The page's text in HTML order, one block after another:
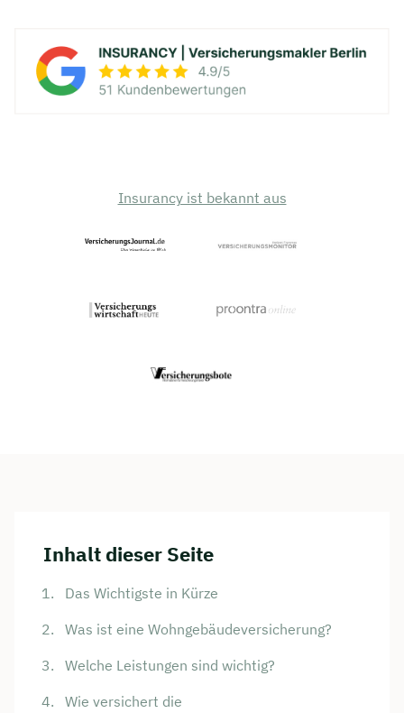
Insurancy ist bekannt aus
Inhalt dieser Seite
Das Wichtigste in Kürze
Was ist eine Wohngebäudeversicherung?
Welche Leistungen sind wichtig?
Wie versichert die